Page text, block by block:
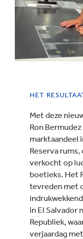
HET
Met deze
Ron
marktaandeel
Reserva
verkocht op
boetieks. Het
tevreden met
in El Salvador
Republiek,
verjaardag